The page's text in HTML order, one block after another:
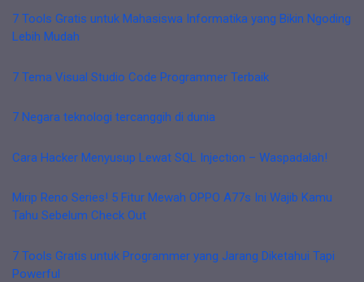
7 Tools Gratis untuk Mahasiswa Informatika yang Bikin Ngoding
Lebih Mudah
7 Tema Visual Studio Code Programmer Terbaik
7 Negara teknologi tercanggih di dunia
Cara Hacker Menyusup Lewat SQL Injection – Waspadalah!
Mirip Reno Series! 5 Fitur Mewah OPPO A77s Ini Wajib Kamu
Tahu Sebelum Check Out
7 Tools Gratis untuk Programmer yang Jarang Diketahui Tapi
Powerful